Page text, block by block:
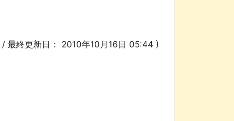
/ 最終更新日： 2010年10月16日 05:44 )